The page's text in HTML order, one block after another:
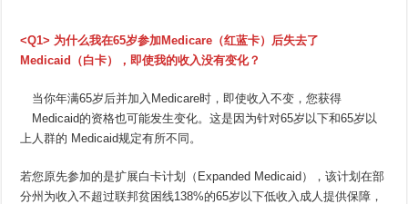
<Q1> 为什么我在65岁参加Medicare（红蓝卡）后失去了
Medicaid（白卡），即使我的收入没有变化？
当你年满65岁后并加入Medicare时，即使收入不变，您获得
Medicaid的资格也可能发生变化。这是因为针对65岁以下和65岁以
上人群的 Medicaid规定有所不同。
若您原先参加的是扩展白卡计划（Expanded Medicaid），该计划在部
分州为收入不超过联邦贫困线138%的65岁以下低收入成人提供保障，